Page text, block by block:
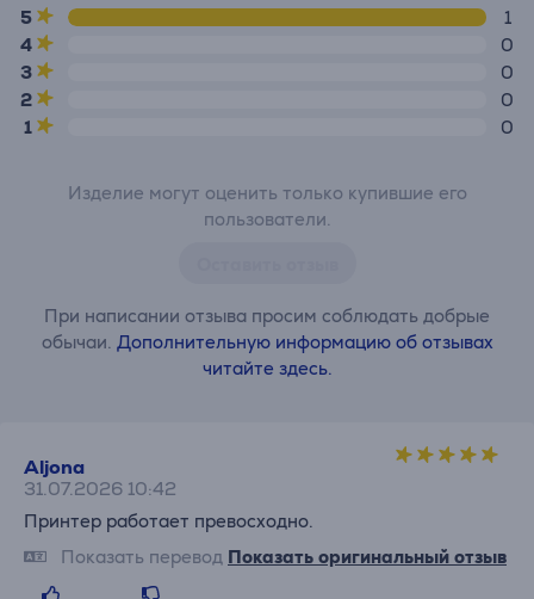
5
1
4
0
3
0
2
0
1
0
Изделие могут оценить только купившие его
пользователи.
При написании отзыва просим соблюдать добрые
обычаи. Дополнительную информацию об отзывах
читайте здесь.
Aljona
31.07.2026 10:42
Принтер работает превосходно.
Показать перевод Показать оригинальный отзыв